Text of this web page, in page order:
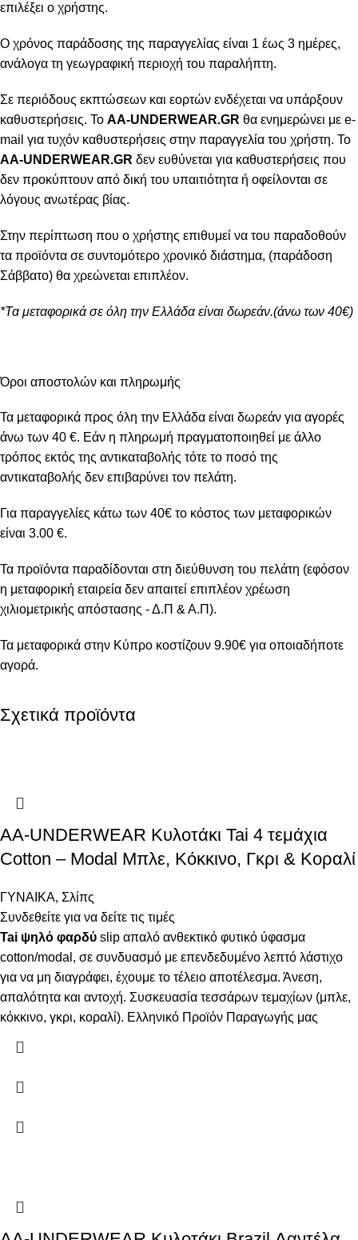
επιλέξει ο χρήστης.
Ο χρόνος παράδοσης της παραγγελίας είναι 1 έως 3 ημέρες,
ανάλογα τη γεωγραφική περιοχή του παραλήπτη.
Σε περιόδους εκπτώσεων και εορτών ενδέχεται να υπάρξουν
καθυστερήσεις. Το AA-UNDERWEAR.GR θα ενημερώνει με e-
mail για τυχόν καθυστερήσεις στην παραγγελία του χρήστη. Το
AA-UNDERWEAR.GR δεν ευθύνεται για καθυστερήσεις που
δεν προκύπτουν από δική του υπαιτιότητα ή οφείλονται σε
λόγους ανωτέρας βίας.
Στην περίπτωση που ο χρήστης επιθυμεί να του παραδοθούν
τα προϊόντα σε συντομότερο χρονικό διάστημα, (παράδοση
Σάββατο) θα χρεώνεται επιπλέον.
*Τα μεταφορικά σε όλη την Ελλάδα είναι δωρεάν.(άνω των 40€)
Όροι αποστολών και πληρωμής
Τα μεταφορικά προς όλη την Ελλάδα είναι δωρεάν για αγορές
άνω των 40 €. Εάν η πληρωμή πραγματοποιηθεί με άλλο
τρόπος εκτός της αντικαταβολής τότε το ποσό της
αντικαταβολής δεν επιβαρύνει τον πελάτη.
Για παραγγελίες κάτω των 40€ το κόστος των μεταφορικών
είναι 3.00 €.
Τα προϊόντα παραδίδονται στη διεύθυνση του πελάτη (εφόσον
η μεταφορική εταιρεία δεν απαιτεί επιπλέον χρέωση
χιλιομετρικής απόστασης - Δ.Π & Α.Π).
Τα μεταφορικά στην Κύπρο κοστίζουν 9.90€ για οποιαδήποτε
αγορά.
Σχετικά προϊόντα
AA-UNDERWEAR Κυλοτάκι Tai 4 τεμάχια
Cotton – Modal Μπλε, Κόκκινο, Γκρι & Κοραλί
ΓΥΝΑΙΚΑ, Σλίπς
Συνδεθείτε για να δείτε τις τιμές
Tai ψηλό φαρδύ slip απαλό ανθεκτικό φυτικό ύφασμα
cotton/modal, σε συνδυασμό με επενδεδυμένο λεπτό λάστιχο
για να μη διαγράφει, έχουμε το τέλειο αποτέλεσμα. Άνεση,
απαλότητα και αντοχή. Συσκευασία τεσσάρων τεμαχίων (μπλε,
κόκκινο, γκρι, κοραλί). Ελληνικό Προϊόν Παραγωγής μας